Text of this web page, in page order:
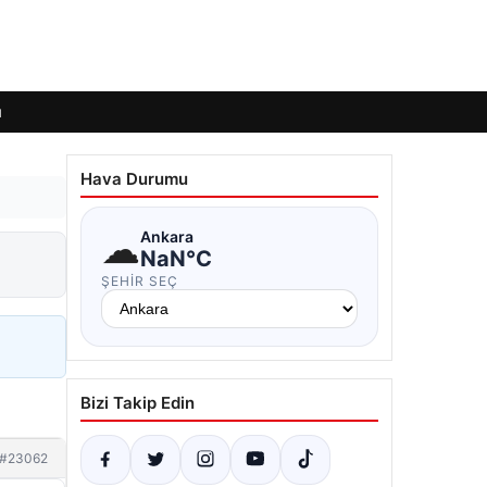
#23062
Hava Durumu
☁Ankara
NaN°C
ŞEHIR SEÇ
Bizi Takip Edin